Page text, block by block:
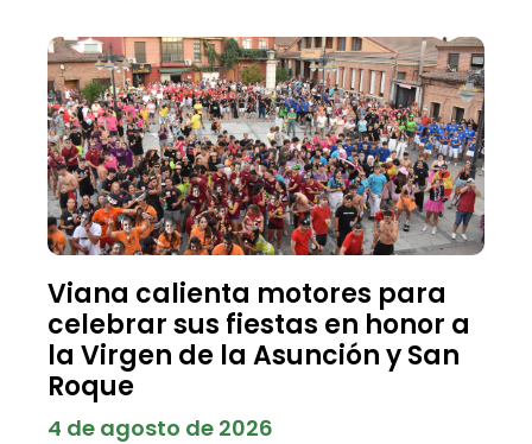
Viana calienta motores para
celebrar sus fiestas en honor a
la Virgen de la Asunción y San
Roque
4 de agosto de 2026